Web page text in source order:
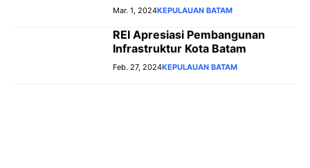
Mar. 1, 2024KEPULAUAN BATAM
REI Apresiasi Pembangunan
Infrastruktur Kota Batam
Feb. 27, 2024KEPULAUAN BATAM